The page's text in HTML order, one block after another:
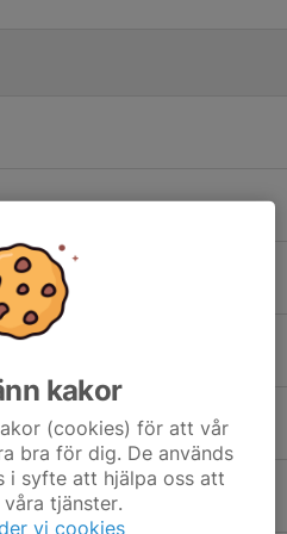
kakor
(cookies) för att vår
bra för dig. De används
i syfte att hjälpa oss att
tjänster.
vi cookies